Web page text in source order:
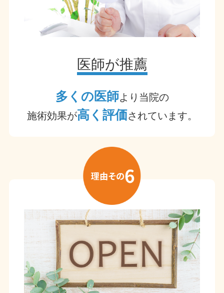
医師が推薦
多くの医師より当院の
施術効果が高く評価されています。